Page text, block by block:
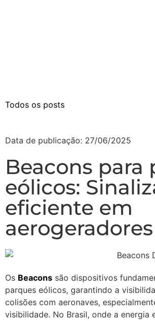
Todos os posts
Data de publicação: 27/06/2025
Beacons para
eólicos:
eficiente em
aerogeradores
Os Beacons são dispositivos
parques eólicos, garantindo a
colisões com aeronaves,
visibilidade. No Brasil, onde a energia